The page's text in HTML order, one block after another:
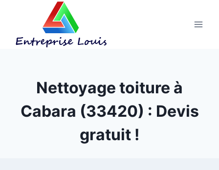
Nettoyage toiture à
Cabara (33420) : Devis
gratuit !